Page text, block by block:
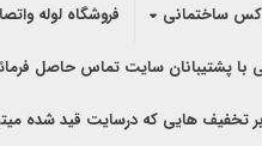
ساختمانی فروشگاه لوله
با پشتیبانان سایت تماس حاصل
تخفیف هایی که درسایت قید شده